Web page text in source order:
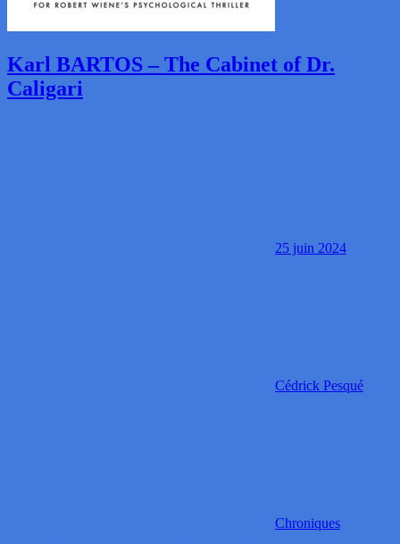
Karl BARTOS – The Cabinet of Dr.
Caligari
25 juin 2024
Cédrick Pesqué
Chroniques